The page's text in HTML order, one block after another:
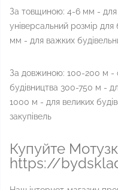
За товщиною: 4-6 мм - для
універсальний розмір для
мм - для важких
За довжиною: 100-200 м -
будівництва 300-750 м -
1000 м - для великих
закупівель
Купуйте
https://